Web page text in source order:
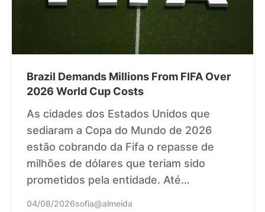
Brazil Demands Millions From FIFA Over
2026 World Cup Costs
As cidades dos Estados Unidos que
sediaram a Copa do Mundo de 2026
estão cobrando da Fifa o repasse de
milhões de dólares que teriam sido
prometidos pela entidade. Até…
04/08/2026sofia@almeida